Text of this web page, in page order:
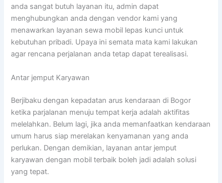
anda sangat butuh layanan itu, admin dapat
menghubungkan anda dengan vendor kami yang
menawarkan layanan sewa mobil lepas kunci untuk
kebutuhan pribadi. Upaya ini semata mata kami lakukan
agar rencana perjalanan anda tetap dapat terealisasi.
Antar jemput Karyawan
Berjibaku dengan kepadatan arus kendaraan di Bogor
ketika parjalanan menuju tempat kerja adalah aktifitas
melelahkan. Belum lagi, jika anda memanfaatkan kendaraan
umum harus siap merelakan kenyamanan yang anda
perlukan. Dengan demikian, layanan antar jemput
karyawan dengan mobil terbaik boleh jadi adalah solusi
yang tepat.